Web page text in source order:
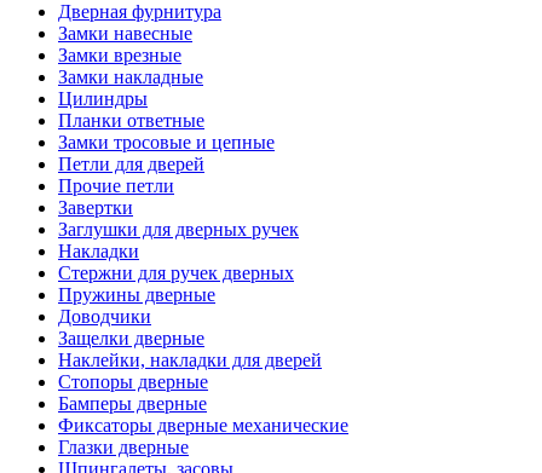
Дверная фурнитура
Замки навесные
Замки врезные
Замки накладные
Цилиндры
Планки ответные
Замки тросовые и цепные
Петли для дверей
Прочие петли
Завертки
Заглушки для дверных ручек
Накладки
Стержни для ручек дверных
Пружины дверные
Доводчики
Защелки дверные
Наклейки, накладки для дверей
Стопоры дверные
Бамперы дверные
Фиксаторы дверные механические
Глазки дверные
Шпингалеты, засовы